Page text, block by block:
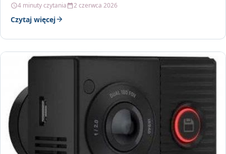
4 minuty czytania 2 czerwca 2026
Czytaj więcej